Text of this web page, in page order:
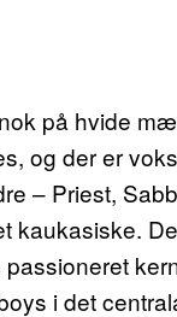
på hvide
og der er
– Priest,
kaukasiske.
i det